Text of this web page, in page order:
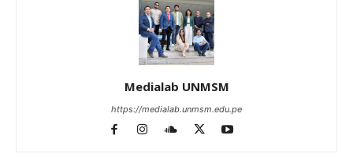
Medialab UNMSM
https://medialab.unmsm.edu.pe